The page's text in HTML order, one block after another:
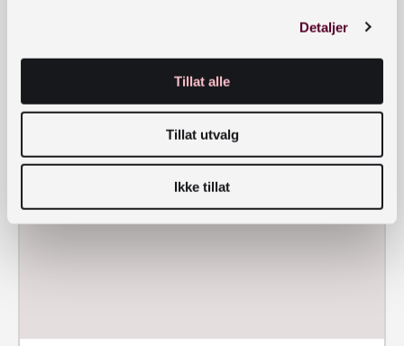
Detaljer
Tillat alle
Tillat utvalg
Ikke tillat